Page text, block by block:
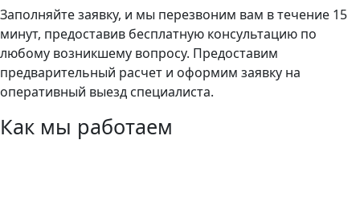
Заполняйте заявку, и мы перезвоним вам в течение 15
минут, предоставив бесплатную консультацию по
любому возникшему вопросу. Предоставим
предварительный расчет и оформим заявку на
оперативный выезд специалиста.
Как мы работаем